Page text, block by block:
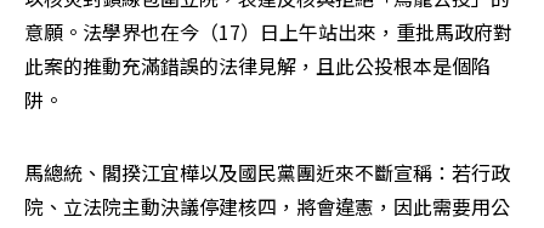
意願。法學界也在今（17）日上午站出來，重批馬政府對
此案的推動充滿錯誤的法律見解，且此公投根本是個陷
阱。
馬總統、閣揆江宜樺以及國民黨團近來不斷宣稱：若行政
院、立法院主動決議停建核四，將會違憲，因此需要用公